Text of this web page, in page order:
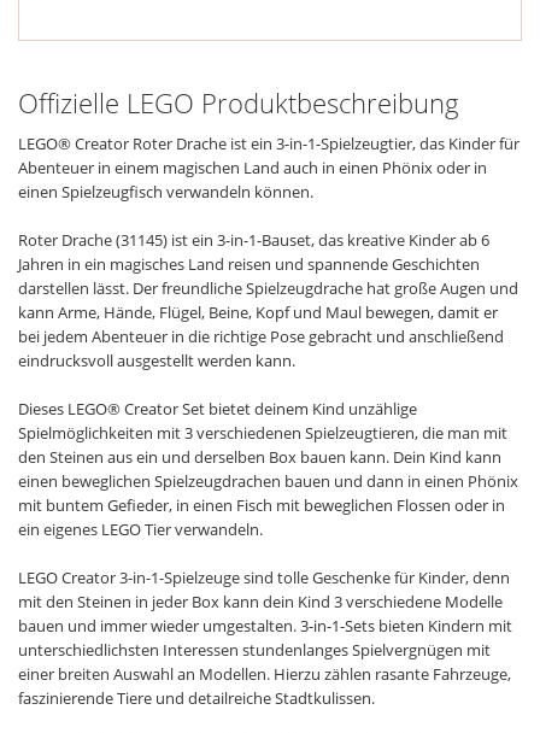
Offizielle LEGO Produktbeschreibung
LEGO® Creator Roter Drache ist ein 3-in-1-Spielzeugtier, das Kinder für
Abenteuer in einem magischen Land auch in einen Phönix oder in
einen Spielzeugfisch verwandeln können.
Roter Drache (31145) ist ein 3-in-1-Bauset, das kreative Kinder ab 6
Jahren in ein magisches Land reisen und spannende Geschichten
darstellen lässt. Der freundliche Spielzeugdrache hat große Augen und
kann Arme, Hände, Flügel, Beine, Kopf und Maul bewegen, damit er
bei jedem Abenteuer in die richtige Pose gebracht und anschließend
eindrucksvoll ausgestellt werden kann.
Dieses LEGO® Creator Set bietet deinem Kind unzählige
Spielmöglichkeiten mit 3 verschiedenen Spielzeugtieren, die man mit
den Steinen aus ein und derselben Box bauen kann. Dein Kind kann
einen beweglichen Spielzeugdrachen bauen und dann in einen Phönix
mit buntem Gefieder, in einen Fisch mit beweglichen Flossen oder in
ein eigenes LEGO Tier verwandeln.
LEGO Creator 3-in-1-Spielzeuge sind tolle Geschenke für Kinder, denn
mit den Steinen in jeder Box kann dein Kind 3 verschiedene Modelle
bauen und immer wieder umgestalten. 3-in-1-Sets bieten Kindern mit
unterschiedlichsten Interessen stundenlanges Spielvergnügen mit
einer breiten Auswahl an Modellen. Hierzu zählen rasante Fahrzeuge,
faszinierende Tiere und detailreiche Stadtkulissen.